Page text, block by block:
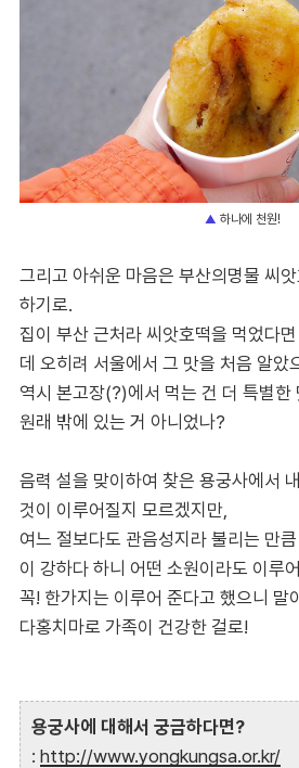
▲ 하나에 천원!
그리고 아쉬운 마음은 부산의명물 씨
하기로.
집이 부산 근처라 씨앗호떡을 먹었다
데 오히려 서울에서 그 맛을 처음 알았
역시 본고장(?)에서 먹는 건 더 특별한
원래 밖에 있는 거 아니었나?
음력 설을 맞이하여 찾은 용궁사에서
것이 이루어질지 모르겠지만,
여느 절보다도 관음성지라 불리는 만
이 강하다 하니 어떤 소원이라도 이루
꼭! 한가지는 이루어 준다고 했으니 말
다홍치마로 가족이 건강한 걸로!
용궁사에 대해서 궁금하다면?
: http://www.yongkungsa.or.kr/